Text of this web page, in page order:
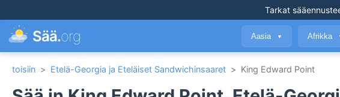
Tarkat
Sää.org Aasia ▼ Afrikka
toisiin > Etelä-Georgia ja Eteläiset Sandwichinsaaret > King Edward Point